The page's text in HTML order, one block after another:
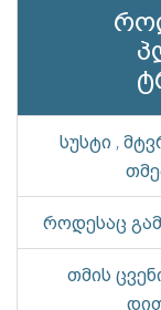
სუსტი ,
როდესაც
თმის